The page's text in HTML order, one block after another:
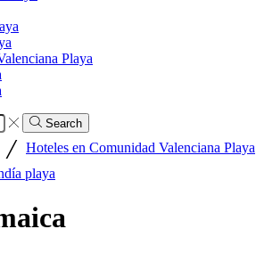
Playa
Search
/ Hoteles en Comunidad Valenciana Playa